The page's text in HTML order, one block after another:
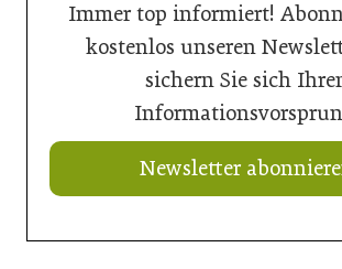
Immer top informiert!
kostenlos unseren
sichern Sie sich
Newsletter